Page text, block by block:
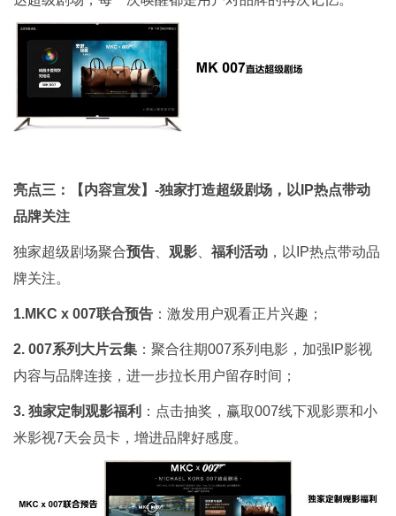
亮点三：【内容宣发】-独家打造超级剧场，以IP热点带动
品牌关注
独家超级剧场聚合预告 观影 福利活动 ，以IP热点带动品
牌关注。
1.MKC x 007联合预告 ：激发用户观看正片兴趣；
2. 007系列大片云集 ：聚合往期007系列电影，加强IP影视
内容与品牌连接，进一步拉长用户留存时间；
3. 独家定制观影福利 ：点击抽奖，赢取007线下观影票和小
米影视7天会员卡，增进品牌好感度。